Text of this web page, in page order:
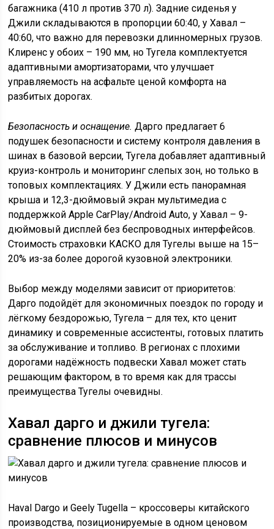
багажника (410 л против 370 л). Задние сиденья у
Джили складываются в пропорции 60:40, у Хавал –
40:60, что важно для перевозки длинномерных грузов.
Клиренс у обоих – 190 мм, но Тугела комплектуется
адаптивными амортизаторами, что улучшает
управляемость на асфальте ценой комфорта на
разбитых дорогах.
Безопасность и оснащение. Дарго предлагает 6
подушек безопасности и систему контроля давления в
шинах в базовой версии, Тугела добавляет адаптивный
круиз-контроль и мониторинг слепых зон, но только в
топовых комплектациях. У Джили есть панорамная
крыша и 12,3-дюймовый экран мультимедиа с
поддержкой Apple CarPlay/Android Auto, у Хавал – 9-
дюймовый дисплей без беспроводных интерфейсов.
Стоимость страховки КАСКО для Тугелы выше на 15–
20% из-за более дорогой кузовной электроники.
Выбор между моделями зависит от приоритетов:
Дарго подойдёт для экономичных поездок по городу и
лёгкому бездорожью, Тугела – для тех, кто ценит
динамику и современные ассистенты, готовых платить
за обслуживание и топливо. В регионах с плохими
дорогами надёжность подвески Хавал может стать
решающим фактором, в то время как для трассы
преимущества Тугелы очевидны.
Хавал дарго и джили тугела:
сравнение плюсов и минусов
Haval Dargo и Geely Tugella – кроссоверы китайского
производства, позиционируемые в одном ценовом